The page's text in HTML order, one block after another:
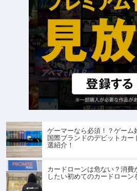
ゲーマーなら必須！？ゲー
国際ブランドのデビットカ
選紹介！
カードローンは危ない？消
したい初めてのカードローン